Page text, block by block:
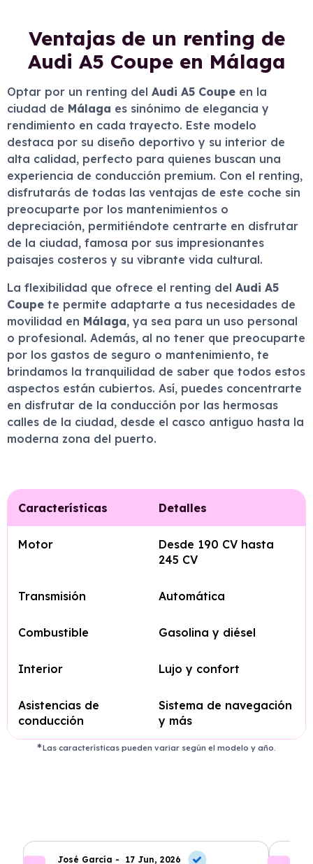
Ventajas de un renting de
Audi A5 Coupe en Málaga
Optar por un renting del Audi A5 Coupe en la
ciudad de Málaga es sinónimo de elegancia y
rendimiento en cada trayecto. Este modelo
destaca por su diseño deportivo y su interior de
alta calidad, perfecto para quienes buscan una
experiencia de conducción premium. Con el renting,
disfrutarás de todas las ventajas de este coche sin
preocuparte por los mantenimientos o
depreciación, permitiéndote centrarte en disfrutar
de la ciudad, famosa por sus impresionantes
paisajes costeros y su vibrante vida cultural.
La flexibilidad que ofrece el renting del Audi A5
Coupe te permite adaptarte a tus necesidades de
movilidad en Málaga, ya sea para un uso personal
o profesional. Además, al no tener que preocuparte
por los gastos de seguro o mantenimiento, te
brindamos la tranquilidad de saber que todos estos
aspectos están cubiertos. Así, puedes concentrarte
en disfrutar de la conducción por las hermosas
calles de la ciudad, desde el casco antiguo hasta la
moderna zona del puerto.
Características Detalles
Motor
Desde 190 CV hasta
245 CV
Transmisión Automática
Combustible Gasolina y diésel
Interior Lujo y confort
Asistencias de
conducción
Sistema de navegación
y más
Las características pueden variar según el modelo y año.
José García - 17 Jun, 2026